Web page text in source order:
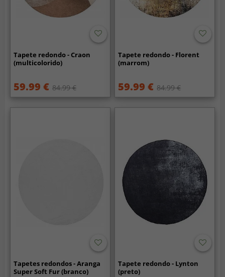
Tapete redondo - Craon
(multicolorido)
59.99 € 84.99 €
Tapete redondo - Florent
(marrom)
59.99 € 84.99 €
Tapetes redondos - Aranga
Super Soft Fur (branco)
Tapete redondo - Lynton
(preto)